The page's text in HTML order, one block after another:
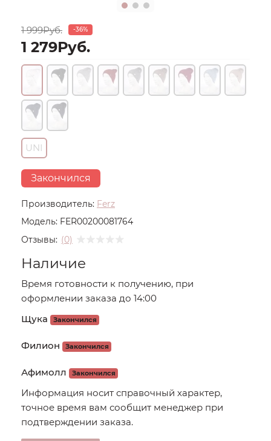
Производитель: Ferz
Модель: FER00200081764
Отзывы: (0)
1 999Руб. -36%
1 279Руб.
UNI
Закончился
Наличие
Время готовности к получению, при
оформлении заказа до 14:00
Щука
Закончился
Филион Закончился
Афимолл Закончился
Информация носит справочный характер,
точное время вам сообщит менеджер при
подтверждении заказа.